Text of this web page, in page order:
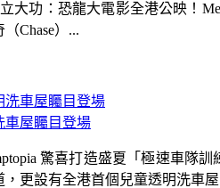
車屋矚目登場
驚喜打造盛夏「極速車隊
更設有全港首個兒童透明洗車屋
大功：恐龍大電影全港公映！
Chase）...